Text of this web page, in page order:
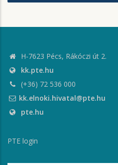
H-7623 Pécs, Rákóczi út 2.
kk.pte.hu
(+36) 72 536 000
kk.elnoki.hivatal@pte.hu
pte.hu
PTE login